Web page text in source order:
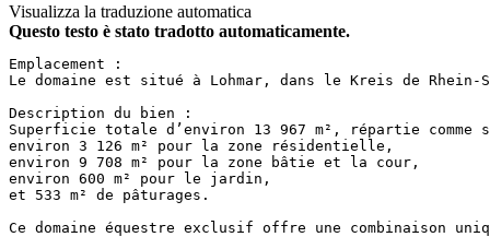
Visualizza la traduzione automatica
Questo testo è stato tradotto automaticamente.
Emplacement :
Le domaine est situé à Lohmar, dans le Kreis de Rhein-
Description du bien :
Superficie totale d’environ 13 967 m², répartie
environ 3 126 m² pour la zone résidentielle,
environ 9 708 m² pour la zone bâtie et la cour,
environ 600 m² pour le jardin,
et 533 m² de pâturages.
Ce domaine équestre exclusif offre une combinaison